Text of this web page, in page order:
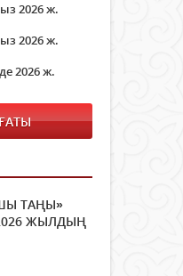
2026 ж.
2026 ж.
2026 ж.
ТАҢЫ»
ЖЫЛДЫҢ